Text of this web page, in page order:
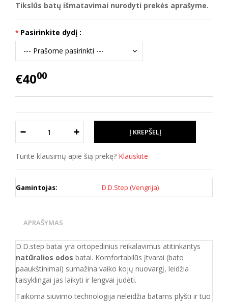
Tikslūs batų išmatavimai nurodyti prekės aprašyme.
Pasirinkite dydį :
€4000
Turite klausimų apie šią prekę? Klauskite
Gamintojas: D.D.Step (Vengrija)
APRAŠYMAS
D.D.step batai yra ortopedinius reikalavimus atitinkantys
natūralios odos batai. Komfortabilūs įtvarai (bato
paaukštinimai) sumažina vaiko kojų nuovargį, leidžia
taisyklingai jas laikyti ir lengvai judėti.
Taikoma siuvimo technologija neleidžia batams plyšti ir tuo